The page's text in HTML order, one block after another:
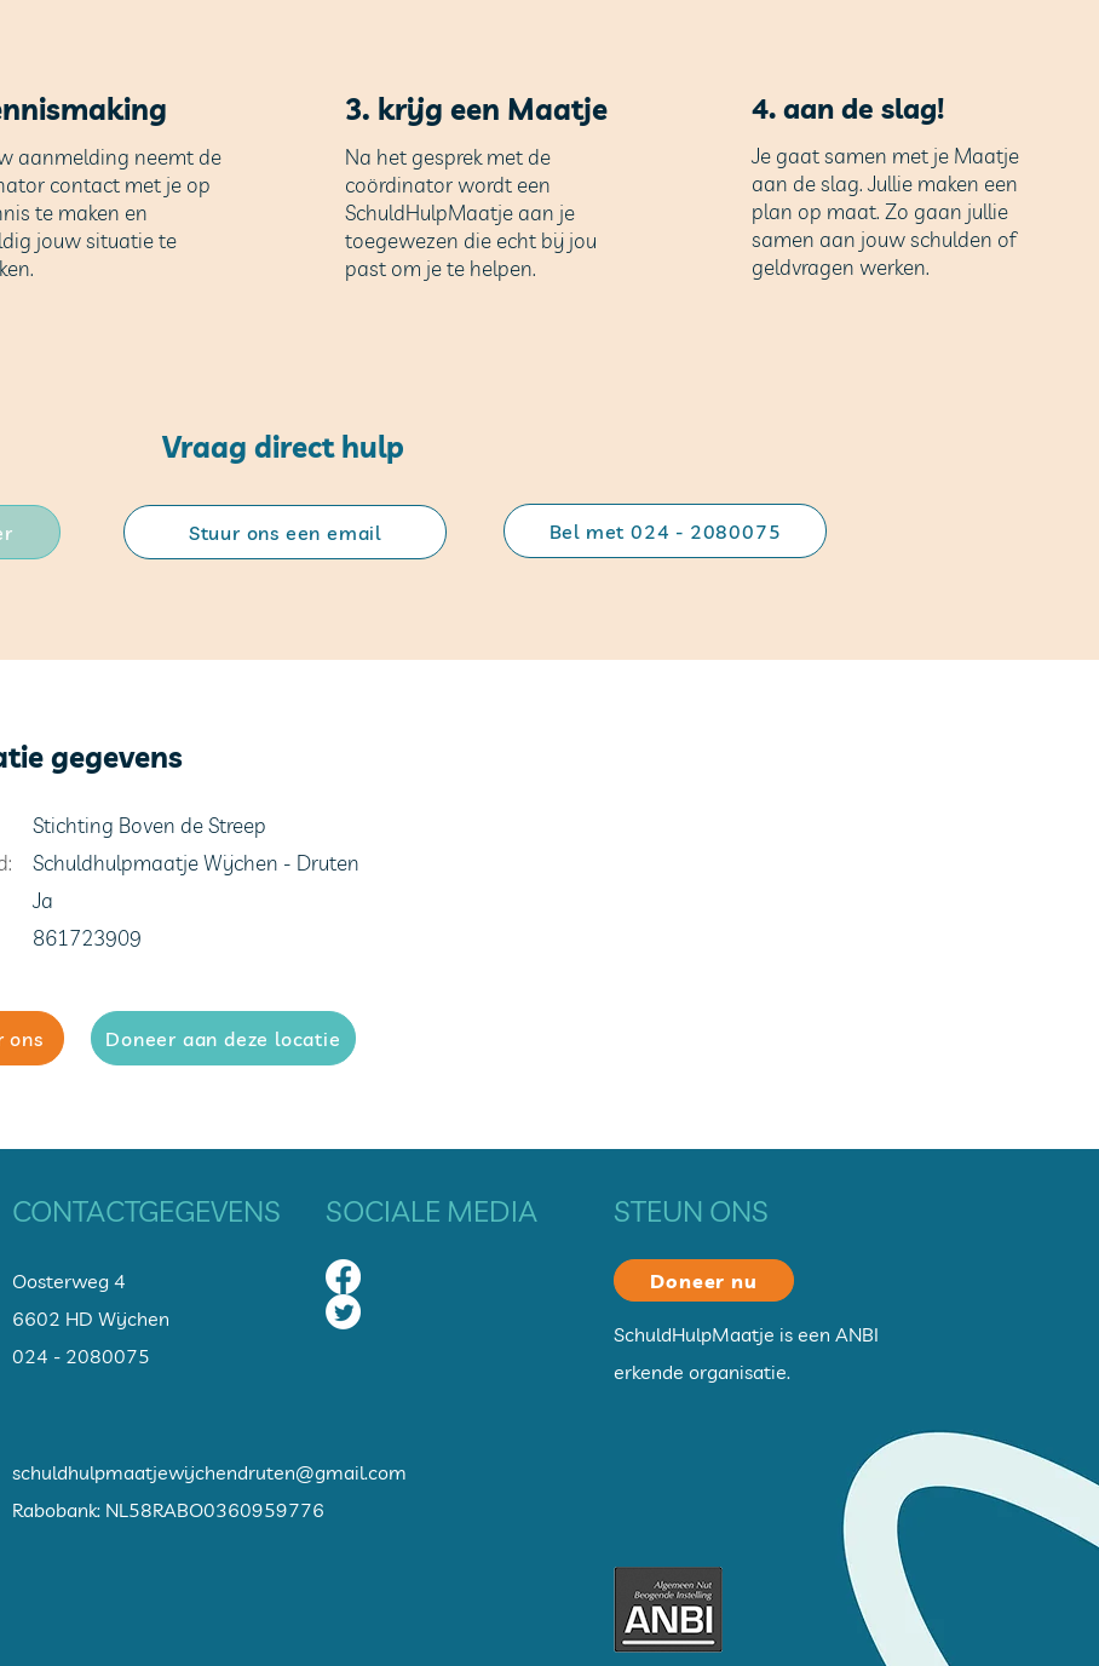
aanmelding neemt de
contact met je op
te maken en
jouw situatie te
3. krijg een Maatje
Na het gesprek met de
coördinator wordt een
SchuldHulpMaatje aan je
toegewezen die echt bij jou
past om je te helpen.
4. aan de slag!
Je gaat samen met je Maatje
aan de slag. Jullie maken een
plan op maat. Zo gaan jullie
samen aan jouw schulden of
geldvragen werken.
Vraag direct hulp
Bel met 024 - 2080075
Stuur ons een email
gegevens
Stichting Boven de Streep
Schuldhulpmaatje Wijchen - Druten
Ja
861723909
ons Doneer aan deze locatie
CONTACTGEGEVENS SOCIALE MEDIA
Oosterweg 4
6602 HD Wijchen
024 - 2080075
schuldhulpmaatjewijchendruten@gmail.com
Rabobank: NL58RABO0360959776
STEUN ONS
Doneer nu
SchuldHulpMaatje is een ANBI
erkende organisatie.